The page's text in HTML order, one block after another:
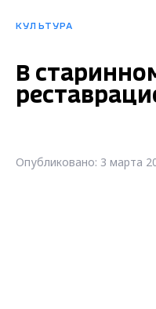
КУЛЬТУРА
В
Опубликовано: 3 марта